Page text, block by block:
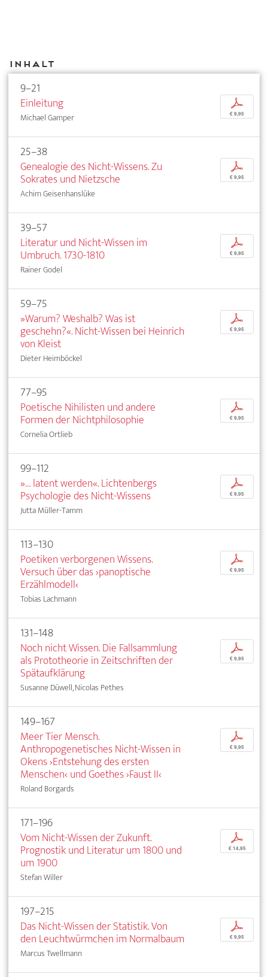
Inhalt
9–21
Einleitung
Michael Gamper
p
€ 9,95
25–38
Genealogie des Nicht-Wissens. Zu
Sokrates und Nietzsche
Achim Geisenhanslüke
p
€ 9,95
39–57
Literatur und Nicht-Wissen im
Umbruch. 1730-1810
Rainer Godel
p
€ 9,95
59–75
»Warum? Weshalb? Was ist
geschehn?«. Nicht-Wissen bei Heinrich
von Kleist
Dieter Heimböckel
p
€ 9,95
77–95
Poetische Nihilisten und andere
Formen der Nichtphilosophie
Cornelia Ortlieb
p
€ 9,95
99–112
»… latent werden«. Lichtenbergs
Psychologie des Nicht-Wissens
Jutta Müller-Tamm
p
€ 9,95
113–130
Poetiken verborgenen Wissens.
Versuch über das ›panoptische
Erzählmodell‹
Tobias Lachmann
p
€ 9,95
131–148
Noch nicht Wissen. Die Fallsammlung
als Prototheorie in Zeitschriften der
Spätaufklärung
Susanne Düwell, Nicolas Pethes
p
€ 9,95
149–167
Meer Tier Mensch.
Anthropogenetisches Nicht-Wissen in
Okens ›Entstehung des ersten
Menschen‹ und Goethes ›Faust II‹
Roland Borgards
p
€ 9,95
171–196
Vom Nicht-Wissen der Zukunft.
Prognostik und Literatur um 1800 und
um 1900
Stefan Willer
p
€ 14,95
197–215
Das Nicht-Wissen der Statistik. Von
den Leuchtwürmchen im Normalbaum
Marcus Twellmann
p
€ 9,95